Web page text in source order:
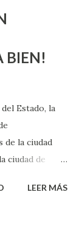
BIEN!
Estado, la
de la ciudad
ciudad de
LEER MÁS